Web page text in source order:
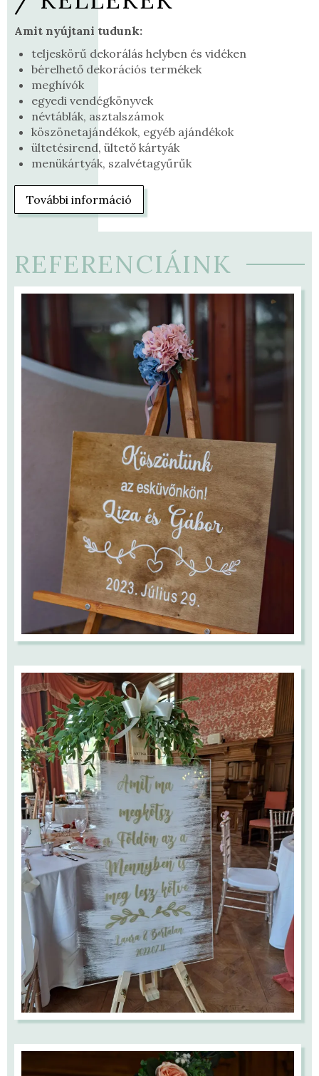
Amit nyújtani tudunk:
teljeskörű dekorálás helyben és vidéken
bérelhető dekorációs termékek
meghívók
egyedi vendégkönyvek
névtáblák, asztalszámok
köszönetajándékok, egyéb ajándékok
ültetésirend, ültető kártyák
menükártyák, szalvétagyűrűk
További információ
REFERENCIÁINK